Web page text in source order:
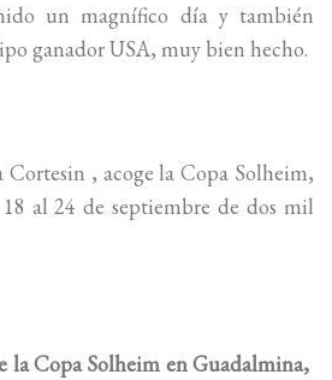
un magnífico día y también
ganador USA, muy bien hecho.
Cortesin , acoge la Copa Solheim,
al 24 de septiembre de dos mil
la Copa Solheim en Guadalmina,